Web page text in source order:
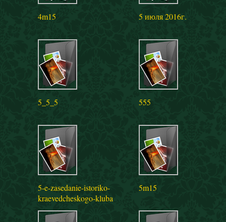
4m15 5 июля 2016г.
5_5_5 555
5-e-zasedanie-istoriko-
kraevedcheskogo-kluba
5m15